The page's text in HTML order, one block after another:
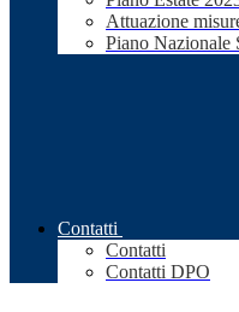
Attuazione
Piano Nazionale
Contatti
Contatti
Contatti DPO